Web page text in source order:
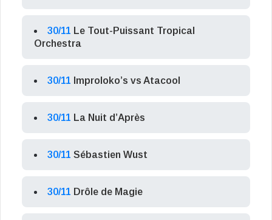
30/11 Le Tout-Puissant Tropical
Orchestra
30/11 Improloko’s vs Atacool
30/11 La Nuit d’Après
30/11 Sébastien Wust
30/11 Drôle de Magie